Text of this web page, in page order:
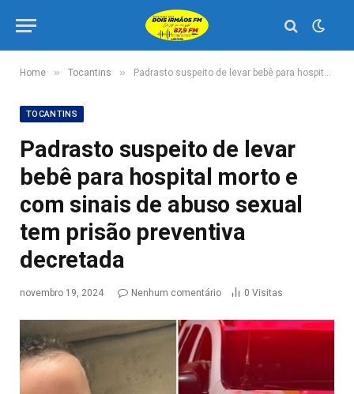
Home » Tocantins » Padrasto suspeito de levar bebê para hospital morto e com sinais de abuso sexual tem prisão preventiva decretada
TOCANTINS
Padrasto suspeito de levar
bebê para hospital morto e
com sinais de abuso sexual
tem prisão preventiva
decretada
novembro 19, 2024 Nenhum comentário 0 Visitas